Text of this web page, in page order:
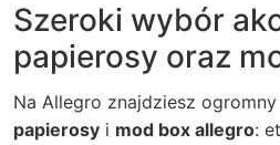
Szeroki wybór
papierosy oraz
Na Allegro znajdziesz
papierosy i mod box allegro: